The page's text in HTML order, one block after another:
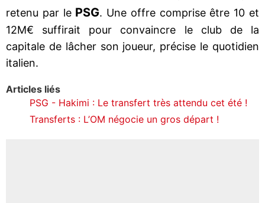
retenu par le PSG. Une offre comprise être 10 et
12M€ suffirait pour convaincre le club de la
capitale de lâcher son joueur, précise le quotidien
italien.
Articles liés
PSG - Hakimi : Le transfert très attendu cet été !
Transferts : L’OM négocie un gros départ !